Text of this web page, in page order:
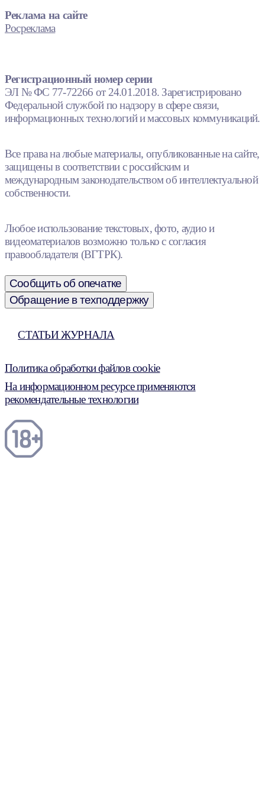
Реклама на сайте
Росреклама
Регистрационный номер серии
ЭЛ № ФС 77-72266 от 24.01.2018. Зарегистрировано
Федеральной службой по надзору в сфере связи,
информационных технологий и массовых коммуникаций.
Все права на любые материалы, опубликованные на сайте,
защищены в соответствии с российским и
международным законодательством об интеллектуальной
собственности.
Любое использование текстовых, фото, аудио и
видеоматериалов возможно только с согласия
правообладателя (ВГТРК).
Сообщить об опечатке
Обращение в техподдержку
СТАТЬИ ЖУРНАЛА
Политика обработки файлов cookie
На информационном ресурсе применяются
рекомендательные технологии